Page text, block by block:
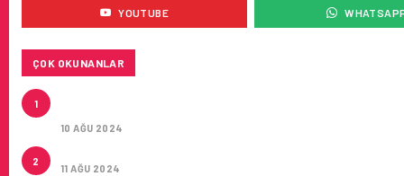
YOUTUBE
ÇOK OKUNANLAR
1
10 AĞU 2024
2
11 AĞU 2024